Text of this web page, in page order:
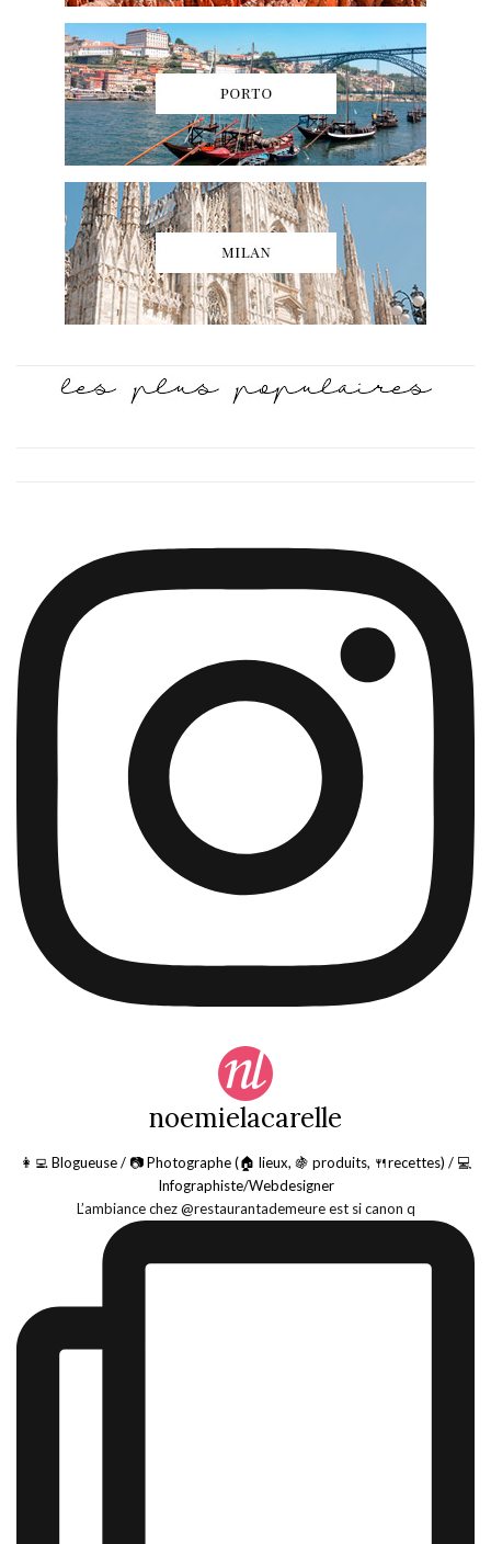
noemielacarelle
👩‍💻 Blogueuse / 📷 Photographe (🏠 lieux, 🍇 produits, 🍴recettes) / 💻
Infographiste/Webdesigner
L’ambiance chez @restaurantademeure est si canon q